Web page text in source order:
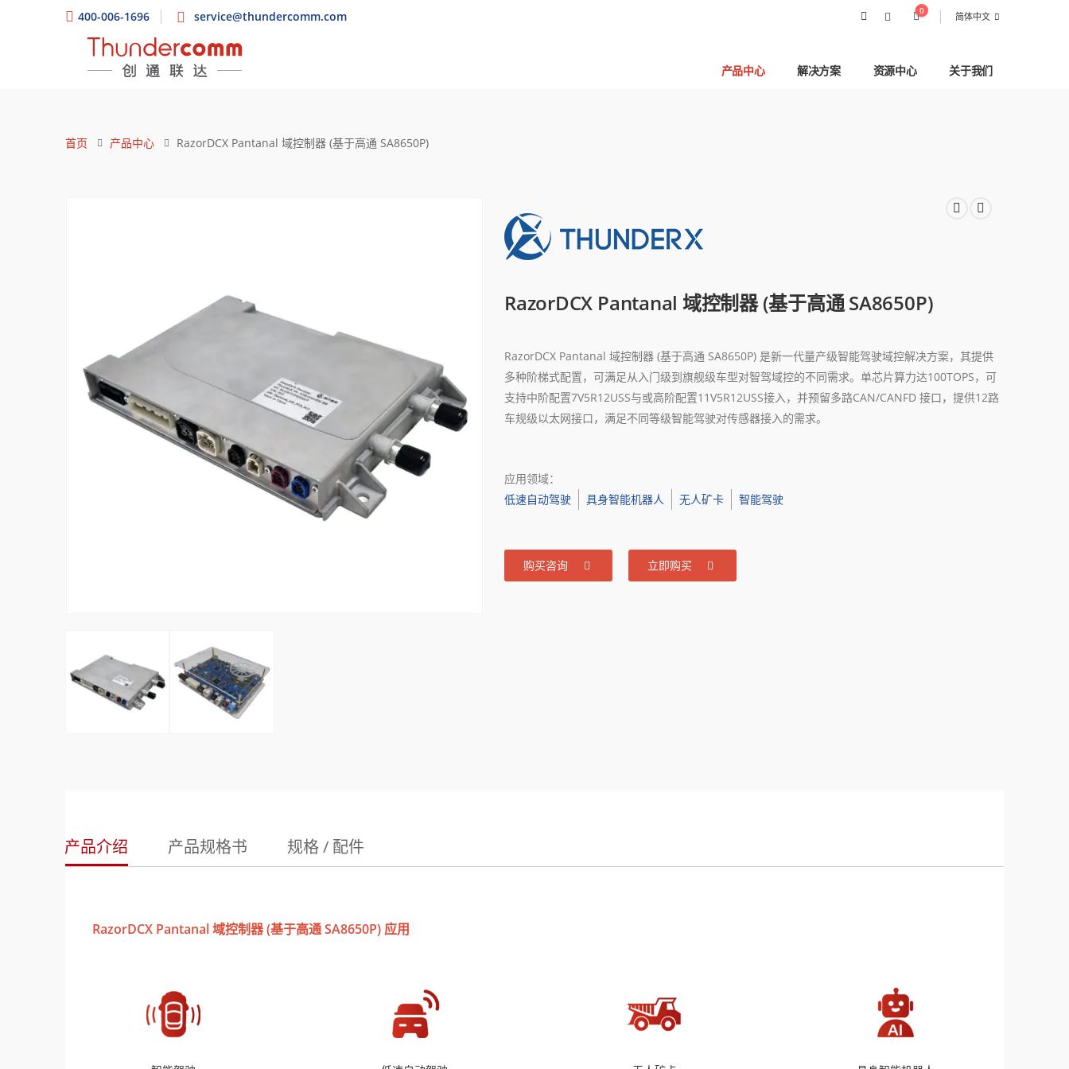
400-006-1696 service@thundercomm.com 0
简体中文
产品中心 解决方案 资源中心 关于我们
首页 产品中心 RazorDCX Pantanal 域控制器 (基于高通 SA8650P)
RazorDCX Pantanal 域控制器 (基于高通 SA8650P)
RazorDCX Pantanal 域控制器 (基于高通 SA8650P) 是新一代量产级智能驾驶域控解决方案，其提供
多种阶梯式配置，可满足从入门级到旗舰级车型对智驾域控的不同需求。单芯片算力达100TOPS，可
支持中阶配置7V5R12USS与或高阶配置11V5R12USS接入，并预留多路CAN/CANFD 接口，提供12路
车规级以太网接口，满足不同等级智能驾驶对传感器接入的需求。
应用领域：
低速自动驾驶
具身智能机器人 无人矿卡 智能驾驶
购买咨询 立即购买
产品介绍 产品规格书 规格 / 配件
RazorDCX Pantanal 域控制器 (基于高通 SA8650P) 应用